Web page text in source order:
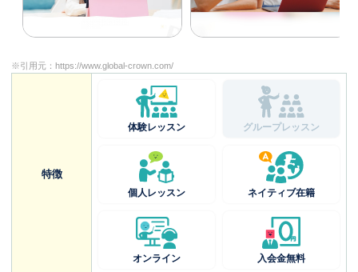
※引用元： https://www.global-crown.com/
特徴
体験レッスン グループレッスン
個人レッスン ネイティブ在籍
オンライン 入会金無料